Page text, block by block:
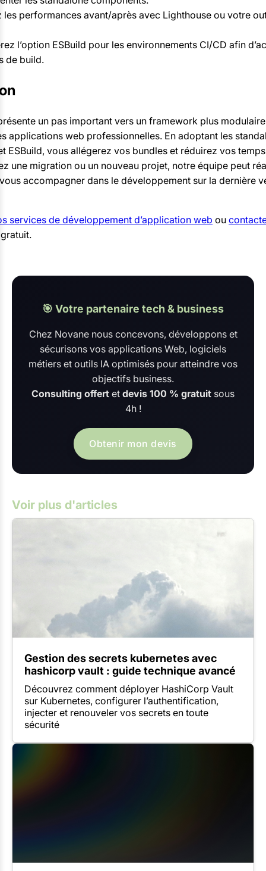
les performances avant/après avec Lighthouse ou votre
l’option ESBuild pour les environnements CI/CD afin
de build.
un pas important vers un framework plus
applications web professionnelles. En adoptant les
ESBuild, vous allégerez vos bundles et réduirez vos
une migration ou un nouveau projet, notre équipe peut
accompagner dans le développement sur la dernière
services de développement d’application web ou
🎯 Votre partenaire tech & business
Chez Novane nous concevons, développons et
sécurisons vos applications Web, logiciels
métiers et outils IA optimisés pour atteindre vos
objectifs business.
Consulting offert et devis 100 % gratuit sous
4h !
Obtenir mon devis
Voir plus d'articles
Gestion des secrets kubernetes avec
hashicorp vault : guide technique avancé
Découvrez comment déployer HashiCorp Vault
sur Kubernetes, configurer l’authentification,
injecter et renouveler vos secrets en toute
sécurité